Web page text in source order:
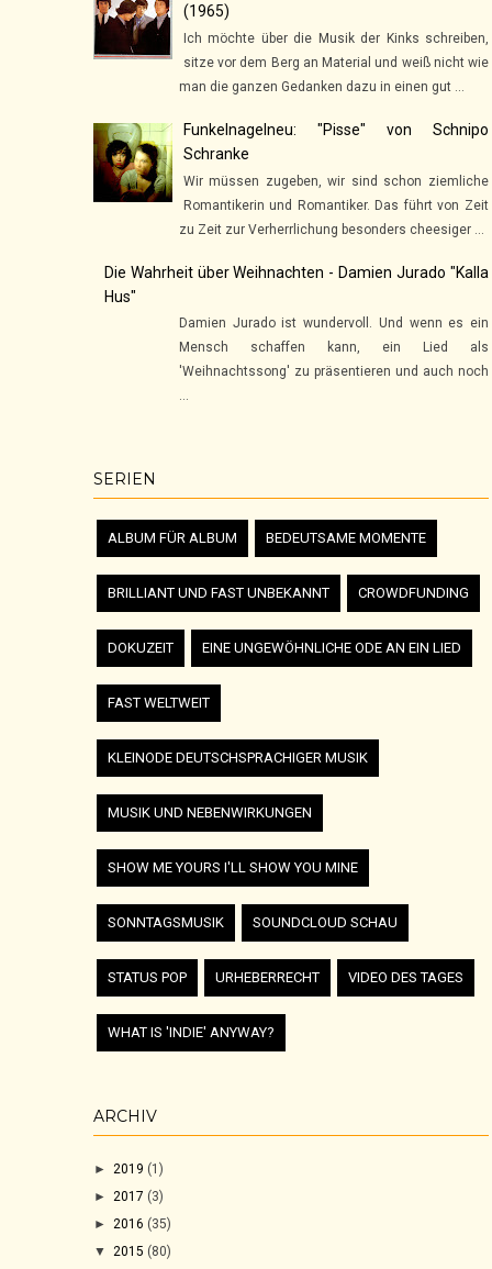
(1965)
Ich möchte über die Musik der Kinks schreiben,
sitze vor dem Berg an Material und weiß nicht wie
man die ganzen Gedanken dazu in einen gut ...
Funkelnagelneu: "Pisse" von Schnipo
Schranke
Wir müssen zugeben, wir sind schon ziemliche
Romantikerin und Romantiker. Das führt von Zeit
zu Zeit zur Verherrlichung besonders cheesiger ...
Die Wahrheit über Weihnachten - Damien Jurado "Kalla
Hus"
Damien Jurado ist wundervoll. Und wenn es ein
Mensch schaffen kann, ein Lied als
'Weihnachtssong' zu präsentieren und auch noch
...
SERIEN
ALBUM FÜR ALBUM BEDEUTSAME MOMENTE
BRILLIANT UND FAST UNBEKANNT CROWDFUNDING
DOKUZEIT EINE UNGEWÖHNLICHE ODE AN EIN LIED
FAST WELTWEIT
KLEINODE DEUTSCHSPRACHIGER MUSIK
MUSIK UND NEBENWIRKUNGEN
SHOW ME YOURS I'LL SHOW YOU MINE
SONNTAGSMUSIK SOUNDCLOUD SCHAU
STATUS POP URHEBERRECHT VIDEO DES TAGES
WHAT IS 'INDIE' ANYWAY?
ARCHIV
► 2019 (1)
► 2017 (3)
► 2016 (35)
▼ 2015 (80)